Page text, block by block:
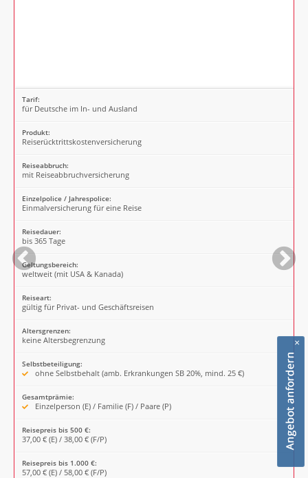
Tarif:
für Deutsche im In- und Ausland
Produkt:
Reiserücktrittskostenversicherung
Reiseabbruch:
mit Reiseabbruchversicherung
Einzelpolice / Jahrespolice:
Einmalversicherung für eine Reise
Reisedauer:
bis 365 Tage
Geltungsbereich:
weltweit (mit USA & Kanada)
Reiseart:
gültig für Privat- und Geschäftsreisen
Altersgrenzen:
keine Altersbegrenzung
Selbstbeteiligung:
ohne Selbstbehalt (amb. Erkrankungen SB 20%, mind. 25 €)
Gesamtprämie:
Einzelperson (E) / Familie (F) / Paare (P)
Reisepreis bis 500 €:
37,00 € (E) / 38,00 € (F/P)
Reisepreis bis 1.000 €:
57,00 € (E) / 58,00 € (F/P)
×